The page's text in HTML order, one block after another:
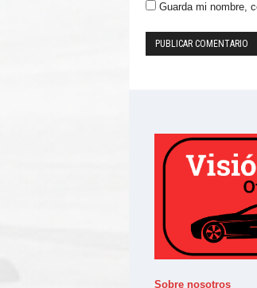
Guarda mi nombre,
Sobre nosotros